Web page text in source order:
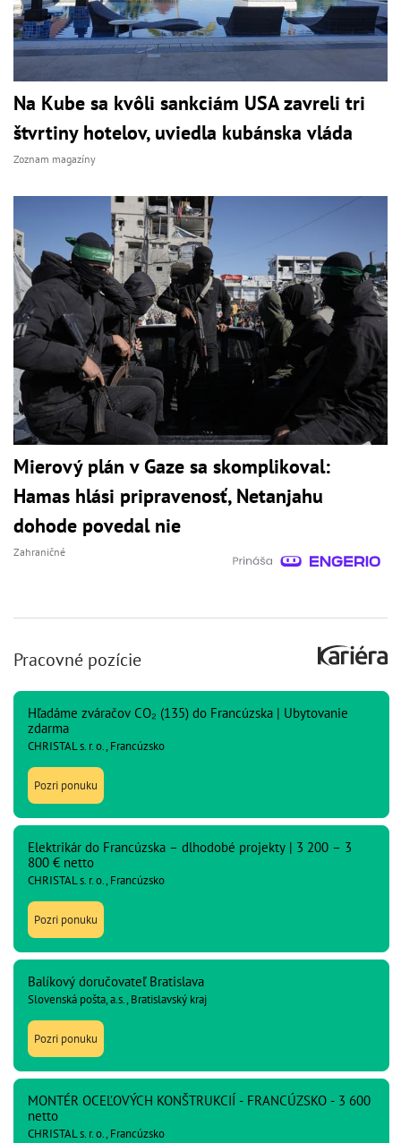
Na Kube sa kvôli sankciám USA zavreli tri
štvrtiny hotelov, uviedla kubánska vláda
Zoznam magazíny
Mierový plán v Gaze sa skomplikoval:
Hamas hlási pripravenosť, Netanjahu
dohode povedal nie
Zahraničné
Pracovné pozície
Hľadáme zváračov CO₂ (135) do Francúzska | Ubytovanie
zdarma
CHRISTAL s. r. o., Francúzsko
Pozri ponuku
Elektrikár do Francúzska – dlhodobé projekty | 3 200 – 3
800 € netto
CHRISTAL s. r. o., Francúzsko
Pozri ponuku
Balíkový doručovateľ Bratislava
Slovenská pošta, a.s., Bratislavský kraj
Pozri ponuku
MONTÉR OCEĽOVÝCH KONŠTRUKCIÍ - FRANCÚZSKO - 3 600
netto
CHRISTAL s. r. o., Francúzsko